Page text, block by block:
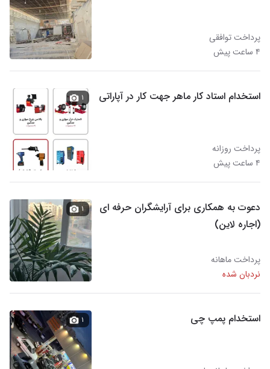
پرداخت توافقی
۴ ساعت پیش
استخدام استاد کار ماهر جهت کار در آپاراتی
پرداخت روزانه
۴ ساعت پیش
۱
دعوت به همکاری برای آرایشگران حرفه ای
(اجاره لاین)
پرداخت ماهانه
نردبان شده
۱
استخدام پمپ چی ۱